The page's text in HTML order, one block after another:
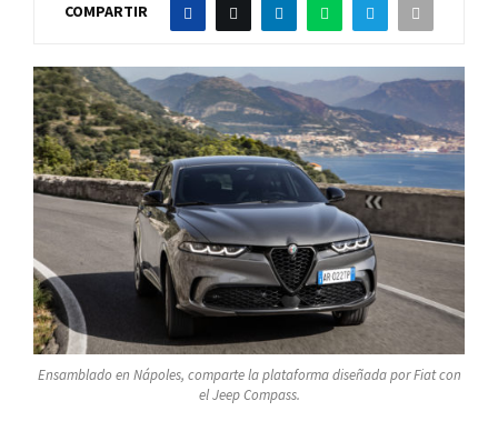
COMPARTIR
Ensamblado en Nápoles, comparte la plataforma diseñada por Fiat con
el Jeep Compass.